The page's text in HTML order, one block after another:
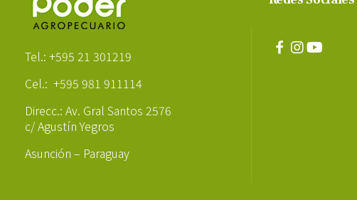
Tel.: +595 21 301219
Cel.: +595 981 911114
Direcc.: Av. Gral Santos 2576
c/ Agustín Yegros
Asunción – Paraguay